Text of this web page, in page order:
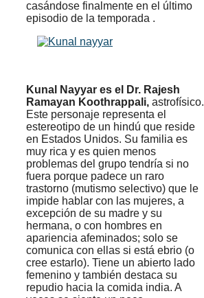
casándose finalmente en el último
episodio de la temporada .
Kunal Nayyar es el Dr. Rajesh
Ramayan Koothrappali, astrofísico.
Este personaje representa el
estereotipo de un hindú que reside
en Estados Unidos. Su familia es
muy rica y es quien menos
problemas del grupo tendría si no
fuera porque padece un raro
trastorno (mutismo selectivo) que le
impide hablar con las mujeres, a
excepción de su madre y su
hermana, o con hombres en
apariencia afeminados; solo se
comunica con ellas si está ebrio (o
cree estarlo). Tiene un abierto lado
femenino y también destaca su
repudio hacia la comida india. A